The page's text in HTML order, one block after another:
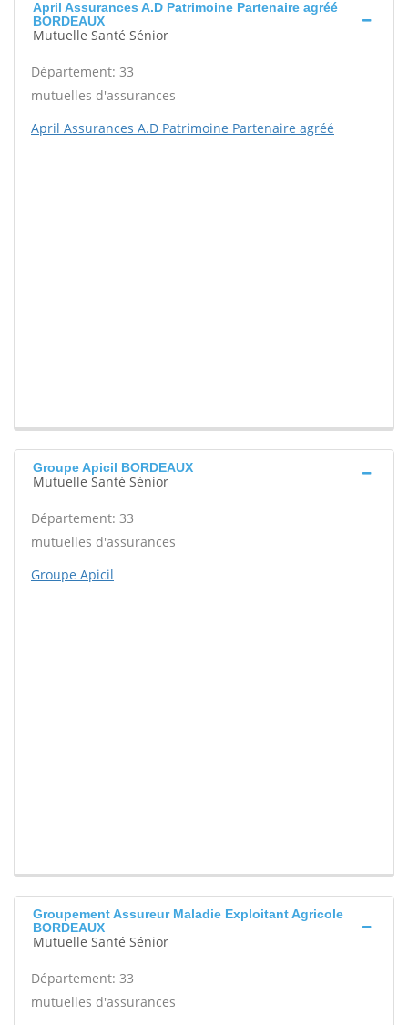
April Assurances A.D Patrimoine Partenaire agréé
BORDEAUX
Mutuelle Santé Sénior
Département: 33
mutuelles d'assurances
April Assurances A.D Patrimoine Partenaire agréé
Groupe Apicil BORDEAUX
Mutuelle Santé Sénior
Département: 33
mutuelles d'assurances
Groupe Apicil
Groupement Assureur Maladie Exploitant Agricole
BORDEAUX
Mutuelle Santé Sénior
Département: 33
mutuelles d'assurances